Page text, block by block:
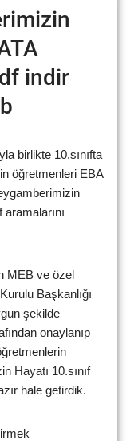
indir
birlikte 10.sınıfta
öğretmenleri EBA
aramalarını
MEB ve özel
Başkanlığı
şekilde
onaylanıp
Hayatı 10.sınıf
hale getirdik.